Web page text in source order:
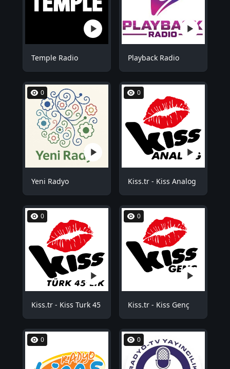
Temple Radio Playback Radio
0
Yeni Radyo
0
Kiss.tr - Kiss Analog
0
Kiss.tr - Kiss Turk 45
0
Kiss.tr - Kiss Genç
0 0